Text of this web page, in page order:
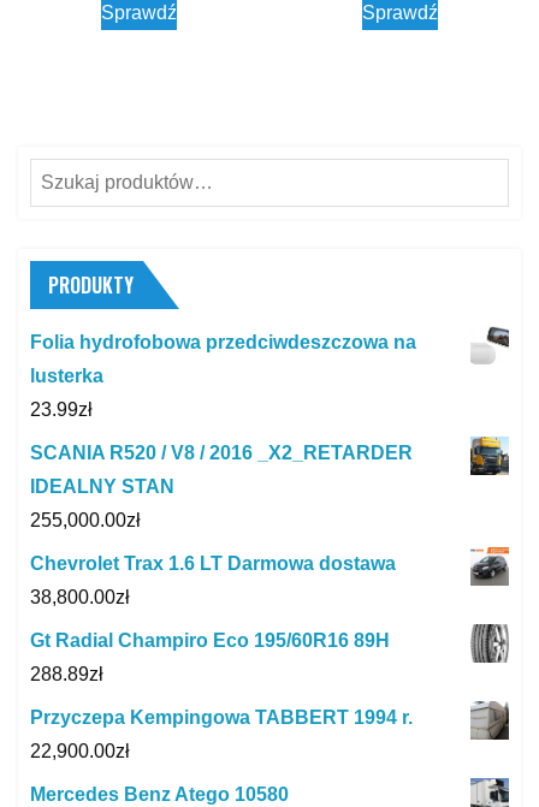
Sprawdź Sprawdź
Szukaj:
PRODUKTY
Folia hydrofobowa przedciwdeszczowa na
lusterka
23.99zł
SCANIA R520 / V8 / 2016 _X2_RETARDER
IDEALNY STAN
255,000.00zł
Chevrolet Trax 1.6 LT Darmowa dostawa
38,800.00zł
Gt Radial Champiro Eco 195/60R16 89H
288.89zł
Przyczepa Kempingowa TABBERT 1994 r.
22,900.00zł
Mercedes Benz Atego 10580